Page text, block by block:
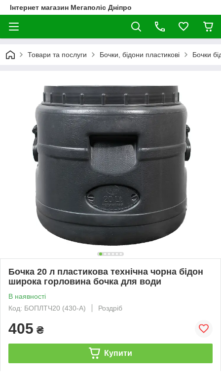
Інтернет магазин Мегаполіс Дніпро
Товари та послуги Бочки, бідони пластикові Бочки
Бочка 20 л пластикова технічна чорна бідон
широка горловина бочка для води
В наявності
Код: БОПЛТЧ20 (430-А)
Роздріб
405 ₴
Купити